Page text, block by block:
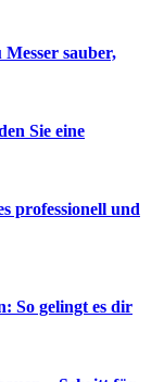
sauber,
Sie eine
professionell und
So gelingt es dir